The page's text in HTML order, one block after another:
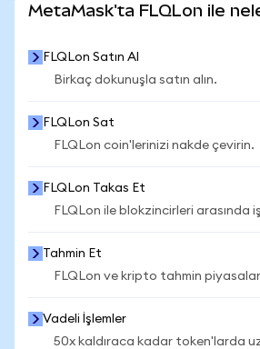
MetaMask'ta FLQLon ile
FLQLon Satın Al
Birkaç dokunuşla satın alın.
FLQLon Sat
FLQLon coin'lerinizi nakde çevirin.
FLQLon Takas Et
FLQLon ile blokzincirleri arasında
Tahmin Et
FLQLon ve kripto tahmin
Vadeli İşlemler
50x kaldıraca kadar token'larda